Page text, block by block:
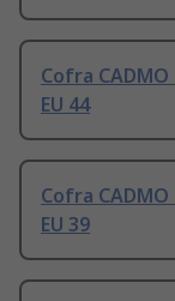
Cofra
EU 44
Cofra
EU 39